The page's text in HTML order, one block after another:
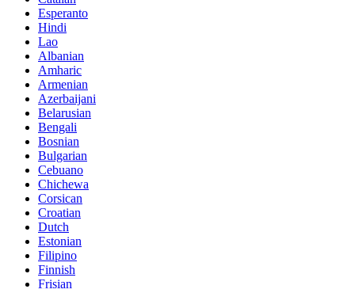
Esperanto
Hindi
Lao
Albanian
Amharic
Armenian
Azerbaijani
Belarusian
Bengali
Bosnian
Bulgarian
Cebuano
Chichewa
Corsican
Croatian
Dutch
Estonian
Filipino
Finnish
Frisian